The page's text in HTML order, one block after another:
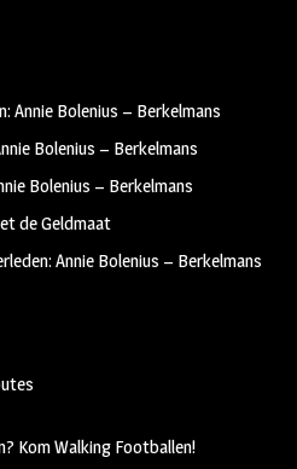
Annie Bolenius – Berkelmans
Bolenius – Berkelmans
Bolenius – Berkelmans
de Geldmaat
Annie Bolenius – Berkelmans
Kom Walking Footballen!